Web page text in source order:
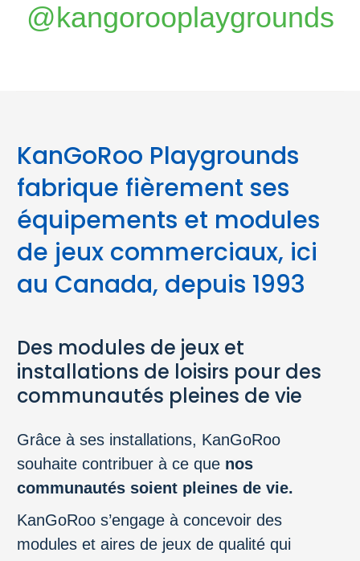
@kangorooplaygrounds
KanGoRoo Playgrounds
fabrique fièrement ses
équipements et modules
de jeux commerciaux, ici
au Canada, depuis 1993
Des modules de jeux et
installations de loisirs pour des
communautés pleines de vie
Grâce à ses installations, KanGoRoo
souhaite contribuer à ce que nos
communautés soient pleines de vie.
KanGoRoo s’engage à concevoir des
modules et aires de jeux de qualité qui